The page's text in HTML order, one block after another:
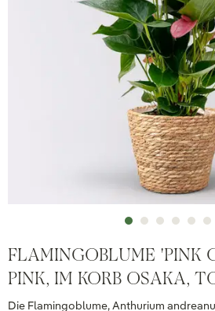
FLAMINGOBLUME 'PINK
PINK, IM KORB OSAKA,
Die Flamingoblume, Anthurium